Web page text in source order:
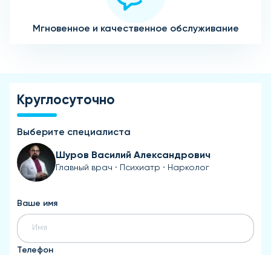
Мгновенное и качественное обслуживание
Круглосуточно
Выберите специалиста
Шуров Василий Александрович
Главный врач · Психиатр · Нарколог
Ваше имя
Телефон